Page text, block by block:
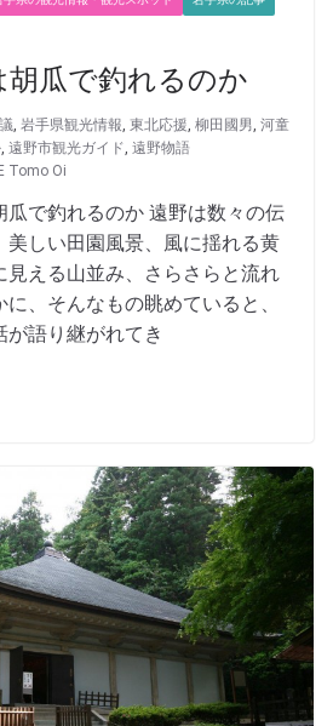
瓜で釣れるのか
, 岩手県観光情報, 東北応援, 柳田國男, 河童
, 遠野市観光ガイド, 遠野物語
Tomo Oi
瓜で釣れるのか 遠野は数々の伝
美しい田園風景、風に揺れる黄
見える山並み、さらさらと流れ
、そんなもの眺めていると、
が語り継がれてき